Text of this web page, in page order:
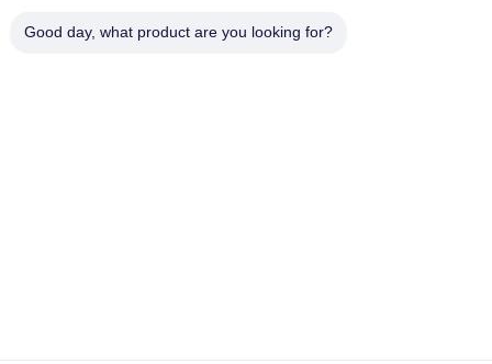
Good day, what product are you looking for?